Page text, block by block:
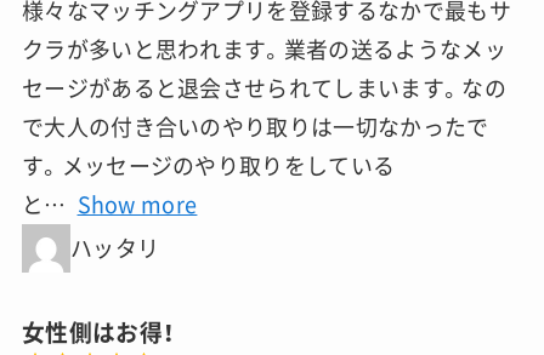
様々なマッチングアプリを登録するなかで最もサ
クラが多いと思われます。業者の送るようなメッ
セージがあると退会させられてしまいます。なの
で大人の付き合いのやり取りは一切なかったで
す。メッセージのやり取りをしている
と
Show more
ハッタリ
女性側はお得！